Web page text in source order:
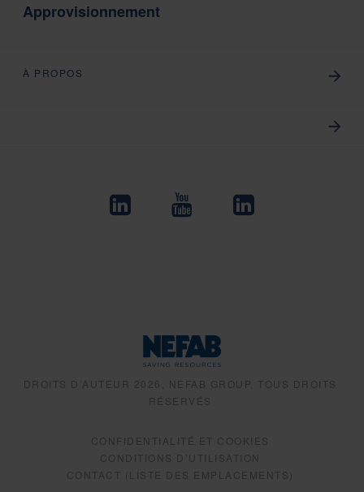
Approvisionnement
À PROPOS
DROITS D’AUTEUR 2026, NEFAB GROUP, TOUS DROITS
RÉSERVÉS
CONFIDENTIALITÉ ET COOKIES
CONDITIONS D’UTILISATION
CONTACT (LISTE DES EMPLACEMENTS)